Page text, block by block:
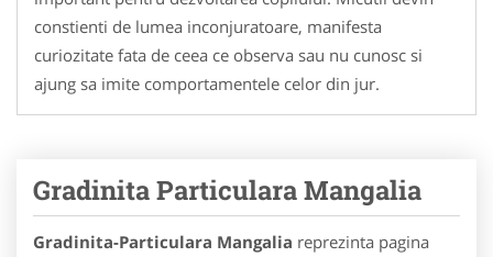
constienti de lumea inconjuratoare, manifesta
curiozitate fata de ceea ce observa sau nu cunosc si
ajung sa imite comportamentele celor din jur.
Gradinita Particulara Mangalia
Gradinita-Particulara Mangalia reprezinta pagina